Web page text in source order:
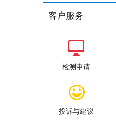
客户服务
检测申请
投诉与建议